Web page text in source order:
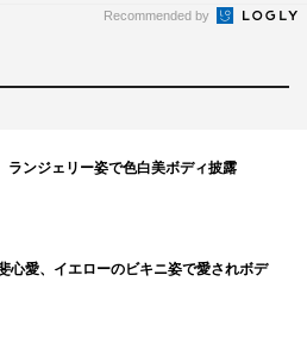
ガヤに必要な3つのワード「マ
。陣内も「確かに『ヒルナンデ
けど、結構『マジか！』って言
する。
番組初登場。堀北とドラマで共
ってると似てる」と姉妹ならで
北が元気にしているか尋ねた中
爆笑のある伝言を託す。
Recommended by
ランジェリー姿で色白美ボディ披露
心愛、イエローのビキニ姿で愛されボデ